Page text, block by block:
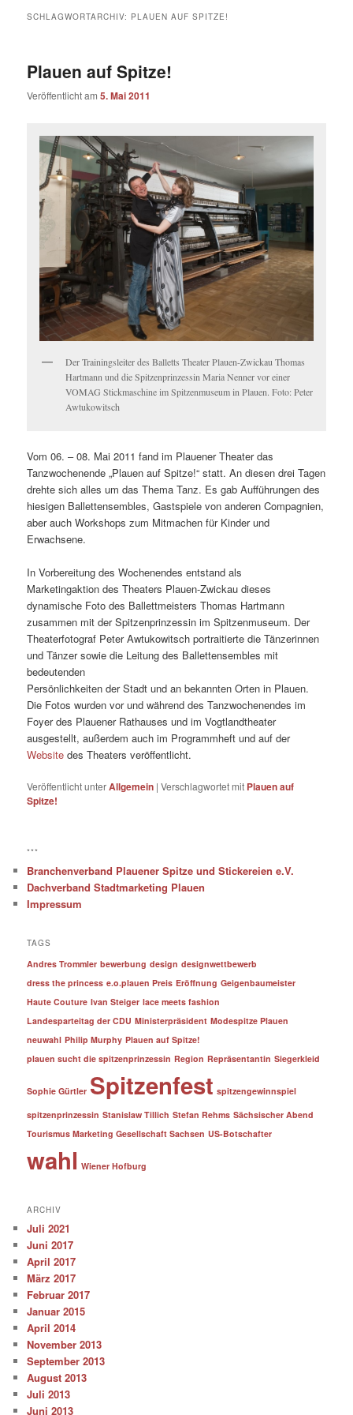
SCHLAGWORTARCHIV: PLAUEN AUF SPITZE!
Plauen auf Spitze!
Veröffentlicht am5. Mai 2011
Der Trainingsleiter des Balletts Theater Plauen-Zwickau Thomas
Hartmann und die Spitzenprinzessin Maria Nenner vor einer
VOMAG Stickmaschine im Spitzenmuseum in Plauen. Foto: Peter
Awtukowitsch
Vom 06. – 08. Mai 2011 fand im Plauener Theater das
Tanzwochenende „Plauen auf Spitze!“ statt. An diesen drei Tagen
drehte sich alles um das Thema Tanz. Es gab Aufführungen des
hiesigen Ballettensembles, Gastspiele von anderen Compagnien,
aber auch Workshops zum Mitmachen für Kinder und
Erwachsene.
In Vorbereitung des Wochenendes entstand als
Marketingaktion des Theaters Plauen-Zwickau dieses
dynamische Foto des Ballettmeisters Thomas Hartmann
zusammen mit der Spitzenprinzessin im Spitzenmuseum. Der
Theaterfotograf Peter Awtukowitsch portraitierte die Tänzerinnen
und Tänzer sowie die Leitung des Ballettensembles mit
bedeutenden
Persönlichkeiten der Stadt und an bekannten Orten in Plauen.
Die Fotos wurden vor und während des Tanzwochenendes im
Foyer des Plauener Rathauses und im Vogtlandtheater
ausgestellt, außerdem auch im Programmheft und auf der
Website des Theaters veröffentlicht.
Veröffentlicht unterAllgemein |Verschlagwortet mit Plauen auf
Spitze!
***
Branchenverband Plauener Spitze und Stickereien e.V.
Dachverband Stadtmarketing Plauen
Impressum
TAGS
Andres Trommler bewerbung design designwettbewerb
dress the princess e.o.plauen Preis Eröffnung Geigenbaumeister
Haute Couture Ivan Steiger lace meets fashion
Landesparteitag der CDU Ministerpräsident Modespitze Plauen
neuwahl Philip Murphy Plauen auf Spitze!
plauen sucht die spitzenprinzessin Region Repräsentantin Siegerkleid
Sophie Gürtler Spitzenfest spitzengewinnspiel
spitzenprinzessin Stanislaw Tillich Stefan Rehms Sächsischer Abend
Tourismus Marketing Gesellschaft Sachsen US-Botschafter
wahl Wiener Hofburg
ARCHIV
Juli 2021
Juni 2017
April 2017
März 2017
Februar 2017
Januar 2015
April 2014
November 2013
September 2013
August 2013
Juli 2013
Juni 2013